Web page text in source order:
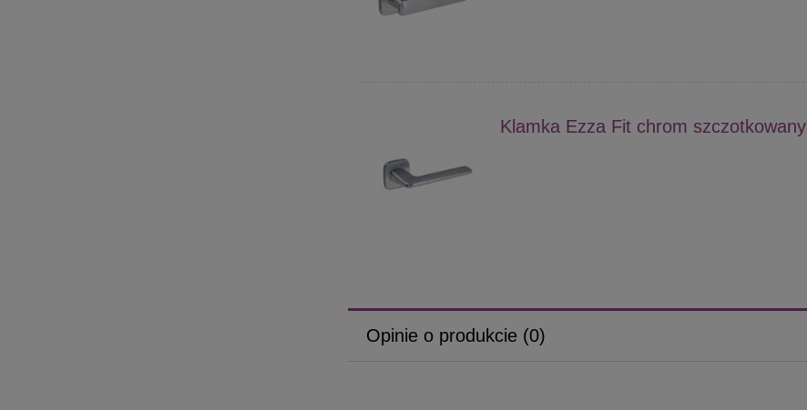
Klamka Ezza Fit chrom szczotkowany
Opinie o produkcie (0)